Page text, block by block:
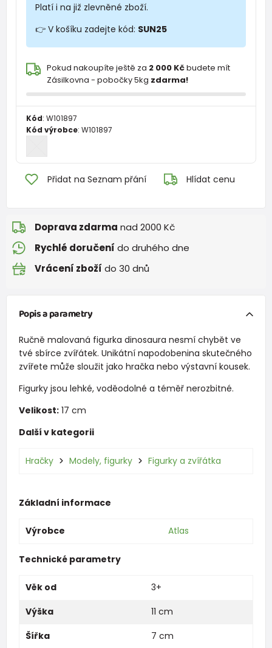
Platí i na již zlevněné zboží.
👉 V košíku zadejte kód: SUN25
Pokud nakoupíte ještě za 2 000 Kčbudete mít
Zásilkovna - pobočky 5kg zdarma!
Kód: W101897
Kód výrobce: W101897
Přidat na Seznam přání Hlídat cenu
Doprava zdarma nad 2000 Kč
Rychlé doručení do druhého dne
Vrácení zboží do 30 dnů
Popis a parametry
Ručně malovaná figurka dinosaura nesmí chybět ve
tvé sbírce zvířátek. Unikátní napodobenina skutečného
zvířete může sloužit jako hračka nebo výstavní kousek.
Figurky jsou lehké, voděodolné a téměř nerozbitné.
Velikost:17 cm
Další v kategorii
Hračky Modely, figurky Figurky a zvířátka
Základní informace
Výrobce Atlas
Technické parametry
Věk od
3+
Výška
11 cm
Šířka
7 cm